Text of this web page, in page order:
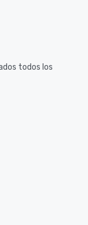
todos los